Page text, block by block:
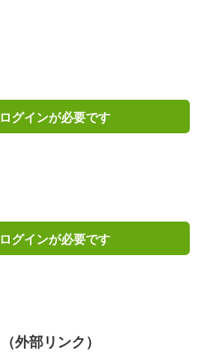
グインが必要です
グインが必要です
（外部リンク）